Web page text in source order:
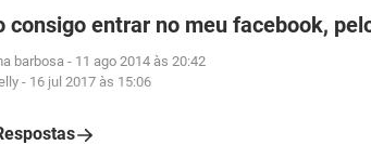
consigo entrar no meu facebook,
barbosa - 11 ago 2014 às 20:42
- 16 jul 2017 às 15:06